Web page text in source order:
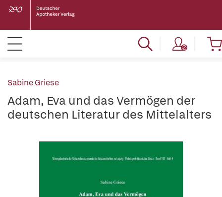
Sabine Griese
Adam, Eva und das Vermögen der
deutschen Literatur des Mittelalters